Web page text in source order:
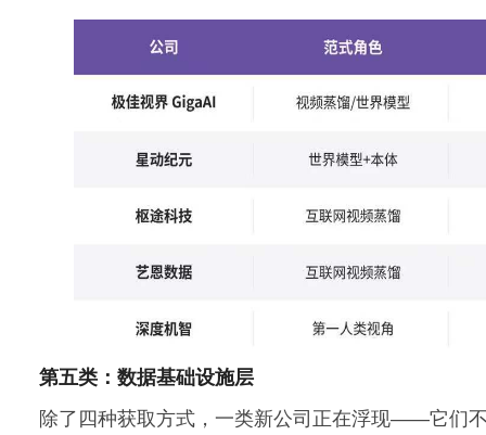
第五类：数据基础设施层
除了四种获取方式，一类新公司正在浮现——它们